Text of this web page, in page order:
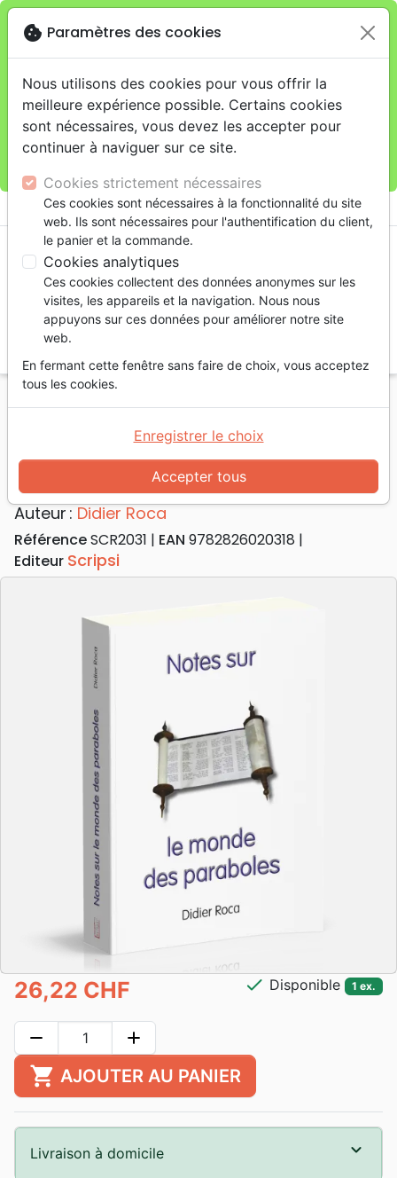
Je veux retirer ma commande au 11 rue de Rive,
Genèveclose
warningCette boutique en ligne est limitée au retrait en
magasin.
Pour les livraisons à domicile, veuillez passer vos
commandes sur la boutique La Maison de la Bible
shopping_cart
Accueil Livres
Commentaires
Nouveau Testament
Notes sur le monde des paraboles
Notes sur le monde des paraboles
Auteur : Didier Roca
RéférenceSCR2031 EAN 9782826020318
Editeur Scripsi
26,22 CHF check Disponible 1 ex.
remove add
shopping_cart AJOUTER AU PANIER
Livraison à domicile
cookie Paramètres des cookies
Nous utilisons des cookies pour vous offrir la
meilleure expérience possible. Certains cookies
sont nécessaires, vous devez les accepter pour
continuer à naviguer sur ce site.
Cookies strictement nécessaires
Ces cookies sont nécessaires à la fonctionnalité du site
web. Ils sont nécessaires pour l'authentification du client,
le panier et la commande.
Cookies analytiques
Ces cookies collectent des données anonymes sur les
visites, les appareils et la navigation. Nous nous
appuyons sur ces données pour améliorer notre site
web.
En fermant cette fenêtre sans faire de choix, vous acceptez
tous les cookies.
Accepter tous
Enregistrer le choix